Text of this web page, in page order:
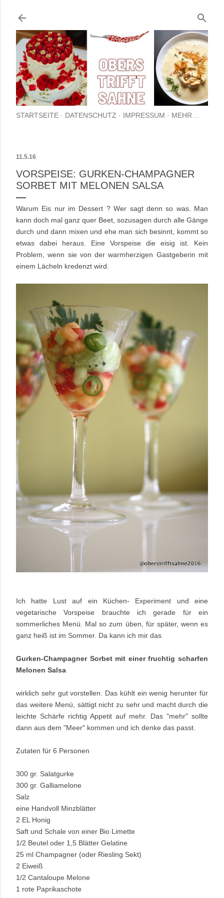
STARTSEITE DATENSCHUTZ IMPRESSUM MEHR…
11.5.16
VORSPEISE: GURKEN-CHAMPAGNER
SORBET MIT MELONEN SALSA
Warum Eis nur im Dessert ? Wer sagt denn so was. Man
kann doch mal ganz quer Beet, sozusagen durch alle Gänge
durch und dann mixen und ehe man sich besinnt, kommt so
etwas dabei heraus. Eine Vorspeise die eisig ist. Kein
Problem, wenn sie von der warmherzigen Gastgeberin mit
einem Lächeln kredenzt wird.
Ich hatte Lust auf ein Küchen- Experiment und eine
vegetarische Vorspeise brauchte ich gerade für ein
sommerliches Menü. Mal so zum üben, für später, wenn es
ganz heiß ist im Sommer. Da kann ich mir das
Gurken-Champagner Sorbet mit einer fruchtig scharfen
Melonen Salsa
wirklich sehr gut vorstellen. Das kühlt ein wenig herunter für
das weitere Menü, sättigt nicht zu sehr und macht durch die
leichte Schärfe richtig Appetit auf mehr. Das "mehr" sollte
dann aus dem "Meer" kommen und ich denke das passt.
Zutaten für 6 Personen
300 gr. Salatgurke
300 gr. Galliamelone
Salz
eine Handvoll Minzblätter
2 EL Honig
Saft und Schale von einer Bio Limette
1/2 Beutel oder 1,5 Blätter Gelatine
25 ml Champagner (oder Riesling Sekt)
2 Eiweiß
1/2 Cantaloupe Melone
1 rote Paprikaschote